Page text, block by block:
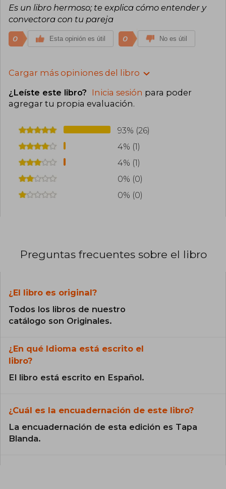
Es un libro hermoso; te explica cómo entender y
convectora con tu pareja
0 Esta opinión es útil 0 No es útil
Cargar más opiniones del libro
¿Leíste este libro? Inicia sesión para poder
agregar tu propia evaluación.
93% (26)
4% (1)
4% (1)
0% (0)
0% (0)
Preguntas frecuentes sobre el libro
¿El libro es original?
Todos los libros de nuestro
catálogo son Originales.
¿En qué Idioma está escrito el
libro?
El libro está escrito en Español.
¿Cuál es la encuadernación de este libro?
La encuadernación de esta edición es Tapa
Blanda.